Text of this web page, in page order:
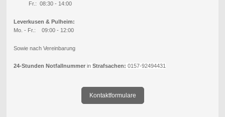
Fr.: 08:30 - 14:00
Leverkusen & Pulheim:
Mo. - Fr.: 09:00 - 12:00
Sowie nach Vereinbarung
24-Stunden Notfallnummer in Strafsachen: 0157-92494431
Kontaktformulare